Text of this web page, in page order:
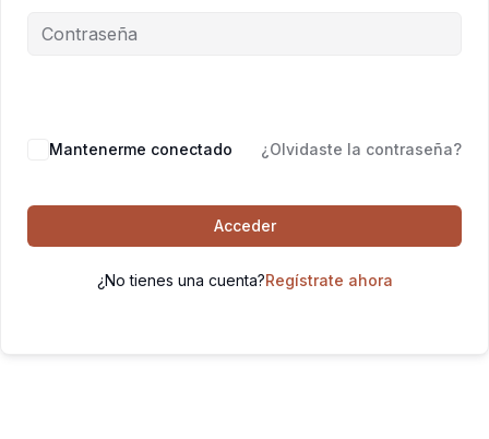
Mantenerme conectado ¿Olvidaste la contraseña?
Acceder
¿No tienes una cuenta?Regístrate ahora